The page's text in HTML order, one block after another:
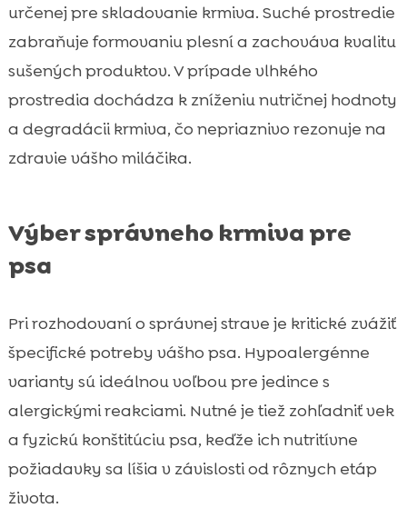
určenej pre skladovanie krmiva. Suché prostredie
zabraňuje formovaniu plesní a zachováva kvalitu
sušených produktov. V prípade vlhkého
prostredia dochádza k zníženiu nutričnej hodnoty
a degradácii krmiva, čo nepriaznivo rezonuje na
zdravie vášho miláčika.
Výber správneho krmiva pre
psa
Pri rozhodovaní o správnej strave je kritické zvážiť
špecifické potreby vášho psa. Hypoalergénne
varianty sú ideálnou voľbou pre jedince s
alergickými reakciami. Nutné je tiež zohľadniť vek
a fyzickú konštitúciu psa, keďže ich nutritívne
požiadavky sa líšia v závislosti od rôznych etáp
života.